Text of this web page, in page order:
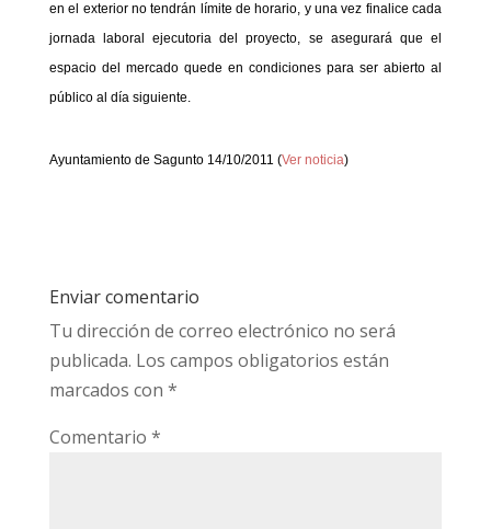
en el exterior no tendrán límite de horario, y una vez finalice cada
jornada laboral ejecutoria del proyecto, se asegurará que el
espacio del mercado quede en condiciones para ser abierto al
público al día siguiente.
Ayuntamiento de Sagunto 14/10/2011 (Ver noticia)
Enviar comentario
Tu dirección de correo electrónico no será
publicada. Los campos obligatorios están
marcados con *
Comentario *